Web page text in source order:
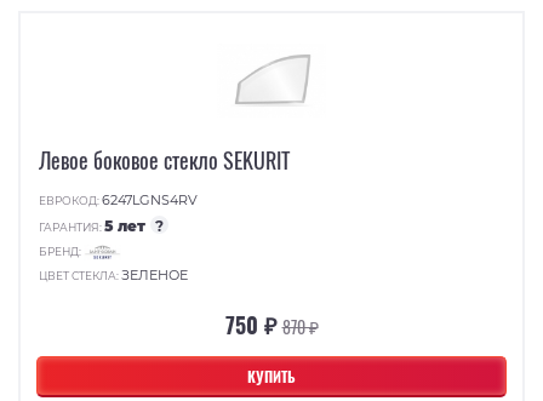
КУПИТЬ
Левое боковое стекло SEKURIT
ЕВРОКОД:6247LGNS4RV
ГАРАНТИЯ:5 лет ?
БРЕНД:
ЦВЕТ СТЕКЛА:ЗЕЛЕНОЕ
750 ₽870 ₽